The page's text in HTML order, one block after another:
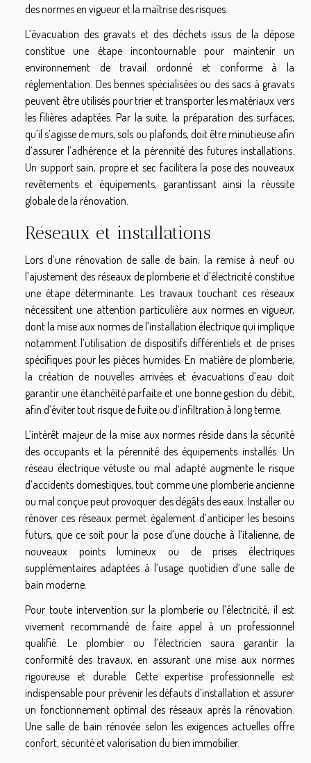
des normes en vigueur et la maîtrise des risques.
L’évacuation des gravats et des déchets issus de la dépose
constitue une étape incontournable pour maintenir un
environnement de travail ordonné et conforme à la
réglementation. Des bennes spécialisées ou des sacs à gravats
peuvent être utilisés pour trier et transporter les matériaux vers
les filières adaptées. Par la suite, la préparation des surfaces,
qu’il s’agisse de murs, sols ou plafonds, doit être minutieuse afin
d’assurer l’adhérence et la pérennité des futures installations.
Un support sain, propre et sec facilitera la pose des nouveaux
revêtements et équipements, garantissant ainsi la réussite
globale de la rénovation.
Réseaux et installations
Lors d’une rénovation de salle de bain, la remise à neuf ou
l’ajustement des réseaux de plomberie et d’électricité constitue
une étape déterminante. Les travaux touchant ces réseaux
nécessitent une attention particulière aux normes en vigueur,
dont la mise aux normes de l’installation électrique qui implique
notamment l’utilisation de dispositifs différentiels et de prises
spécifiques pour les pièces humides. En matière de plomberie,
la création de nouvelles arrivées et évacuations d’eau doit
garantir une étanchéité parfaite et une bonne gestion du débit,
afin d’éviter tout risque de fuite ou d’infiltration à long terme.
L’intérêt majeur de la mise aux normes réside dans la sécurité
des occupants et la pérennité des équipements installés. Un
réseau électrique vétuste ou mal adapté augmente le risque
d’accidents domestiques, tout comme une plomberie ancienne
ou mal conçue peut provoquer des dégâts des eaux. Installer ou
rénover ces réseaux permet également d’anticiper les besoins
futurs, que ce soit pour la pose d’une douche à l’italienne, de
nouveaux points lumineux ou de prises électriques
supplémentaires adaptées à l’usage quotidien d’une salle de
bain moderne.
Pour toute intervention sur la plomberie ou l’électricité, il est
vivement recommandé de faire appel à un professionnel
qualifié. Le plombier ou l’électricien saura garantir la
conformité des travaux, en assurant une mise aux normes
rigoureuse et durable. Cette expertise professionnelle est
indispensable pour prévenir les défauts d’installation et assurer
un fonctionnement optimal des réseaux après la rénovation.
Une salle de bain rénovée selon les exigences actuelles offre
confort, sécurité et valorisation du bien immobilier.